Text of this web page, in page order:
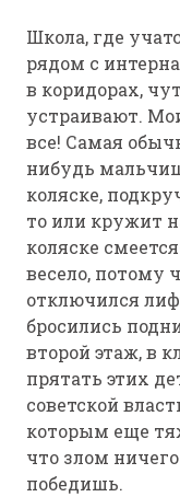
Школа, где
рядом с
в коридорах,
устраивают.
все! Самая
нибудь
коляске,
то или кружит
коляске
весело, потому
отключился
бросились
второй этаж, в
прятать этих
советской
которым еще
что злом
победишь.